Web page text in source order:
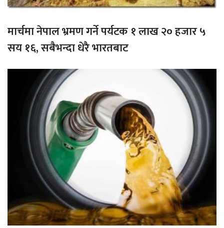
मार्चमा नेपाल भ्रमण गर्ने पर्यटक १ लाख २० हजार ५
सय १६, सबैभन्दा धेरै भारतबाट